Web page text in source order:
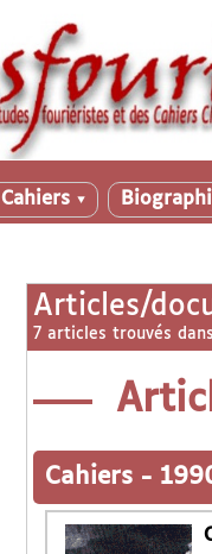
Cahiers ▼
Articles/
7 articles trouvés
Cahiers -